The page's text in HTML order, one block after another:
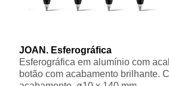
JOAN. Esferográfica
Esferográfica em alumínio com
botão com acabamento brilhante.